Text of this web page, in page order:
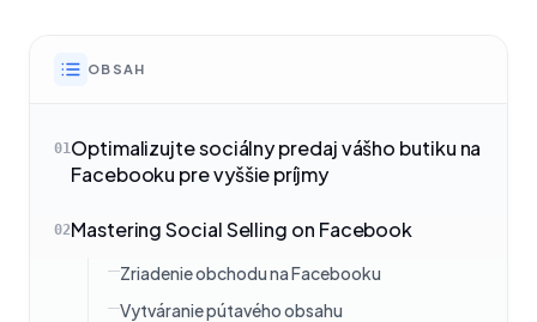
OBSAH
01Optimalizujte sociálny predaj vášho butiku na
Facebooku pre vyššie príjmy
02Mastering Social Selling on Facebook
Zriadenie obchodu na Facebooku
Vytváranie pútavého obsahu